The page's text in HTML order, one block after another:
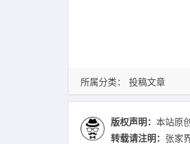
所属分类： 投稿文章
版权声明： 本站原
转载请注明： 张家